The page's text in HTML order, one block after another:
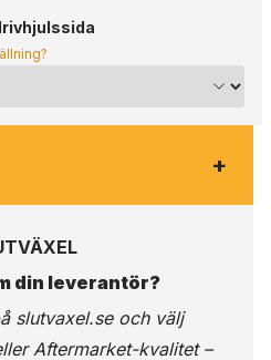
+
din leverantör?
slutvaxel.seoch välj
Aftermarket-kvalitet –